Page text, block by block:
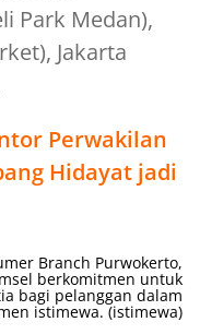
Park Medan),
Jakarta
Perwakilan
Hidayat jadi
Branch Purwokerto,
berkomitmen untuk
bagi pelanggan dalam
istimewa. (istimewa)